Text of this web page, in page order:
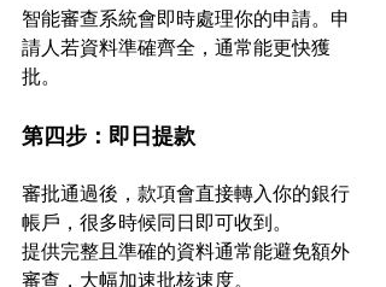
智能審查系統會即時處理你的申請。申
請人若資料準確齊全，通常能更快獲
批。
第四步：即日提款
審批通過後，款項會直接轉入你的銀行
帳戶，很多時候同日即可收到。
提供完整且準確的資料通常能避免額外
審查，大幅加速批核速度。